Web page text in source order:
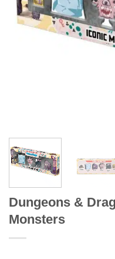
Dungeons &
Monsters